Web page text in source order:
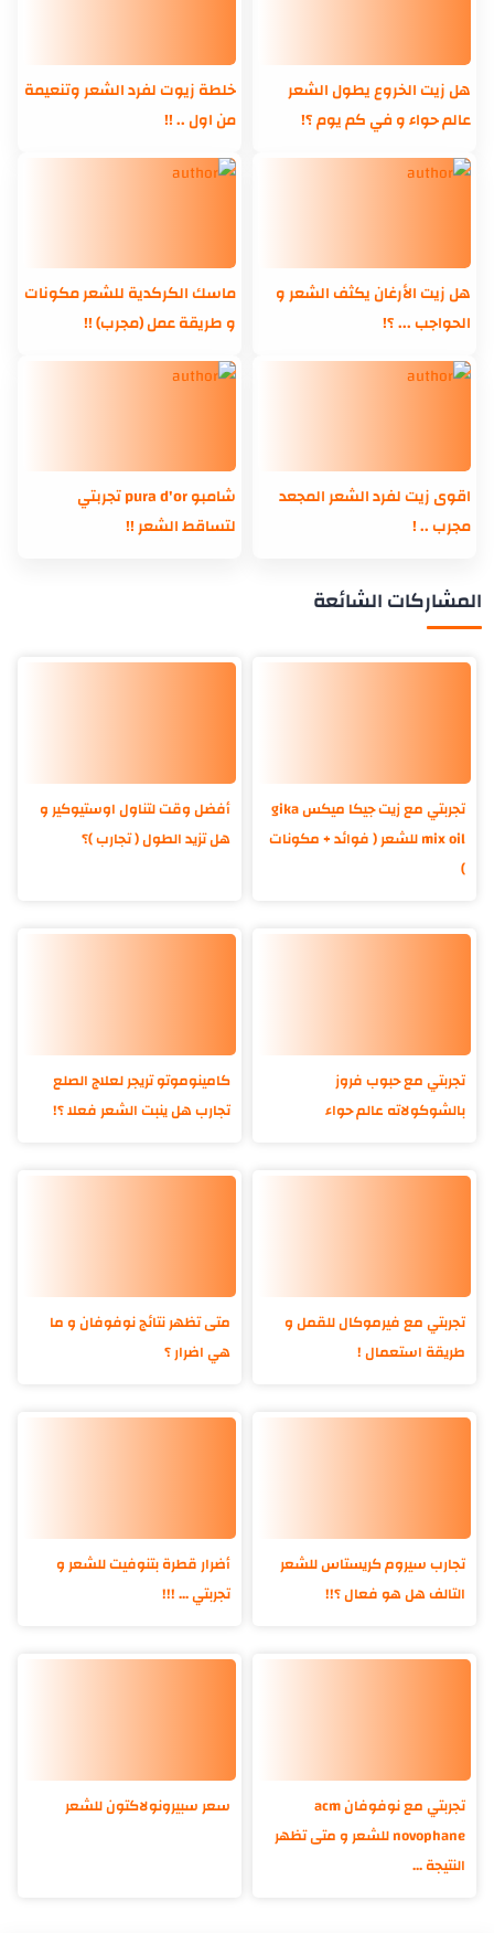
هل زيت الخروع يطول الشعر
عالم حواء و في كم يوم ؟!
خلطة زيوت لفرد الشعر وتنعيمة
من اول .. !!
هل زيت الأرغان يكثف الشعر و
الحواجب ... ؟!
ماسك الكركدية للشعر مكونات
و طريقة عمل (مجرب) !!
اقوى زيت لفرد الشعر المجعد
مجرب .. !
شامبو pura d'or تجربتي
لتساقط الشعر !!
المشاركات الشائعة
تجربتي مع زيت جيكا ميكس gika
mix oil للشعر ( فوائد + مكونات
أفضل وقت لتناول اوستيوكير و
هل تزيد الطول ( تجارب )؟
تجربتي مع حبوب فروز
بالشوكولاته عالم حواء
كامينوموتو تريجر لعلاج الصلع
تجارب هل ينبت الشعر فعلا ؟!
تجربتي مع فيرموكال للقمل و
طريقة استعمال !
متى تظهر نتائج نوفوفان و ما
هي اضرار ؟
تجارب سيروم كريستاس للشعر
التالف هل هو فعال ؟!!
أضرار قطرة بتنوفيت للشعر و
تجربتي ... !!!
تجربتي مع نوفوفان acm
novophane للشعر و متى تظهر
النتيجة ...
سعر سبيرونولاكتون للشعر